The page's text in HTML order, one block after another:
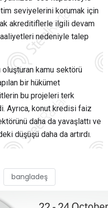
seviyelerini korumak için
akreditiflerle ilgili devam
nedeniyle talep
oluşturan kamu sektörü
bir hükümet
bu projeleri terk
Ayrıca, konut kredisi faiz
daha da yavaşlattı ve
düşüşü daha da artırdı.
bangladeş